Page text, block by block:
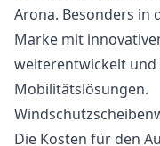
Arona. Besonders in
Marke mit
weiterentwickelt
Mobilitätslösungen.
Die Kosten für den